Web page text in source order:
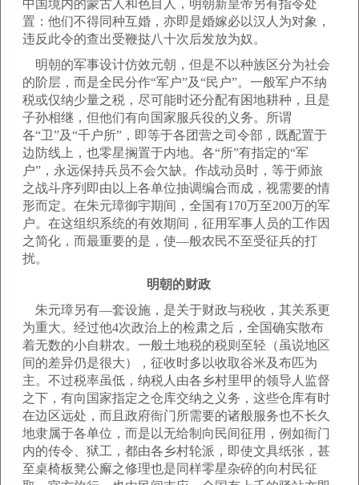
中国境内的蒙古人和色目人，明朝新皇帝另有指令处
置：他们不得同种互婚，亦即是婚嫁必以汉人为对象，
违反此令的查出受鞭挞八十次后发放为奴。
明朝的军事设计仿效元朝，但是不以种族区分为社会
的阶层，而是全民分作“军户”及“民户”。一般军户不纳
税或仅纳少量之税，尽可能时还分配有困地耕种，且是
子孙相继，但他们有向国家服兵役的义务。所谓
各“卫”及“千户所”，即等于各团营之司令部，既配置于
边防线上，也零星搁置于内地。各“所”有指定的“军
户”，永远保持兵员不会欠缺。作战动员时，等于师旅
之战斗序列即由以上各单位抽调编合而成，视需要的情
形而定。在朱元璋御宇期间，全国有170万至200万的军
户。在这组织系统的有效期间，征用军事人员的工作因
之简化，而最重要的是，使—般农民不至受征兵的打
扰。
明朝的财政
朱元璋另有—套设施，是关于财政与税收，其关系更
为重大。经过他4次政治上的检肃之后，全国确实散布
着无数的小自耕农。一般土地税的税则至轻（虽说地区
间的差异仍是很大），征收时多以收取谷米及布匹为
主。不过税率虽低，纳税人由各乡村里甲的领导人监督
之下，有向国家指定之仓库交纳之义务，这些仓库有时
在边区远处，而且政府衙门所需要的诸般服务也不长久
地隶属于各单位，而是以无给制向民间征用，例如衙门
内的传令、狱工，都由各乡村轮派，即使文具纸张，甚
至桌椅板凳公廨之修理也是同样零星杂碎的向村民征